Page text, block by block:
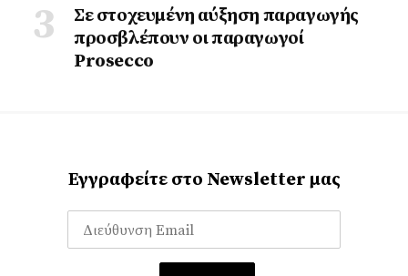
Σε στοχευμένη αύξηση παραγωγής
προσβλέπουν οι παραγωγοί
Prosecco
Εγγραφείτε στο Newsletter μας